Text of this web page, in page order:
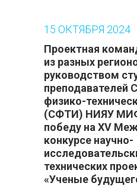
15 ОКТЯБРЯ 2024
Проектная
из разных
руководством
преподавателей
физико-
(СФТИ) НИЯУ
победу на XV
конкурсе научно-
технических
«Ученые